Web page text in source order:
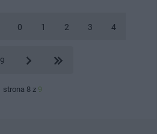
0 1 2 3 4
9
strona 8 z 9